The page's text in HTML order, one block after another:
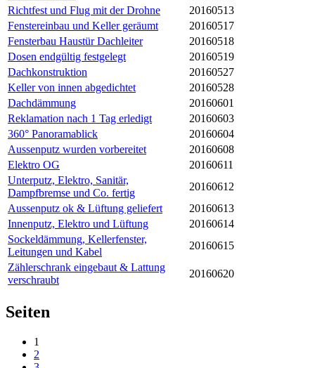
Richtfest und Flug mit der Drohne
20160513
Fenstereinbau und Keller geräumt
20160517
Fensterbau Haustür Dachleiter
20160518
Dosen endgültig festgelegt
20160519
Dachkonstruktion
20160527
Keller von innen abgedichtet
20160528
Dachdämmung
20160601
Reklamation nach 1 Tag erledigt
20160603
360° Panoramablick
20160604
Aussenputz wurden vorbereitet
20160608
Elektro OG
20160611
Unterputz, Elektro, Sanitär,
Dampfbremse und Co. fertig
20160612
Aussenputz ok & Lüftung geliefert
20160613
Innenputz, Elektro und Lüftung
20160614
Sockeldämmung, Kellerfenster,
Leitungen und Kabel
20160615
Zählerschrank eingebaut & Lattung
verschraubt
20160620
Seiten
1
2